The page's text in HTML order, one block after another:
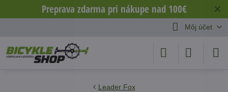
✕
Preprava zdarma pri nákupe nad 100€
Môj účet
Leader Fox